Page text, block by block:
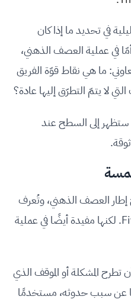
في تحديد ما إذا كان
في عملية العصف الذهني،
ما هي نقاط قوّة الفريق
لا يتمّ التطرّق إليها عادة؟
ستظهر إلى السطح عند
العصف الذهني، وتُعرف
في اللغة الإنجليزية بالـ Five Whys. لكنها مفيدة أيضًا في عملية
المشكلة أو الموقف الذي
عن سبب حدوثه، مستخدمًا